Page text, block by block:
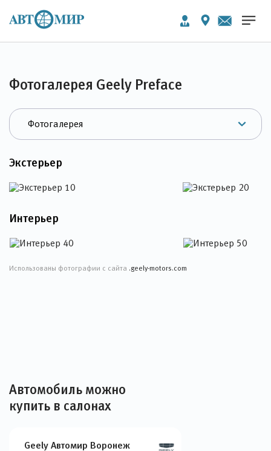
Фотогалерея Geely Preface
Экстерьер
Интерьер
Использованы фотографии с сайта .geely-motors.com
Автомобиль можно
купить в салонах
Geely Автомир Воронеж